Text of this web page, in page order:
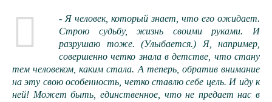
- Я человек, который знает, что его ожидает.
Строю судьбу, жизнь своими руками. И
разрушаю тоже. (Улыбается.) Я, например,
совершенно четко знала в детстве, что стану
тем человеком, каким стала. А теперь, обратив внимание
на эту свою особенность, четко ставлю себе цель. И иду к
ней! Может быть, единственное, что не предает нас в